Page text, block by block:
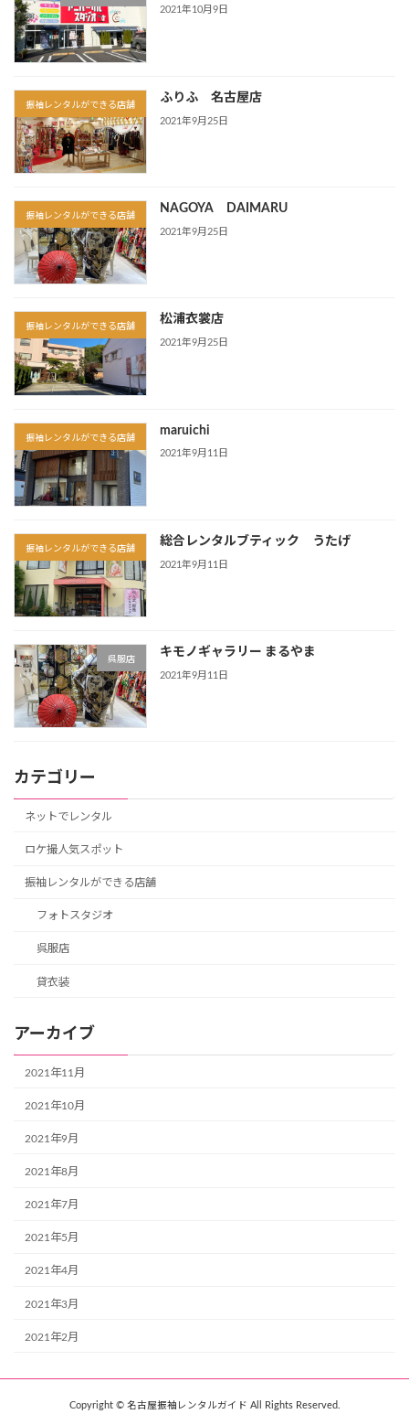
2021年10月9日
振袖レンタルができる店舗
ふりふ 名古屋店
2021年9月25日
振袖レンタルができる店舗
NAGOYA DAIMARU
2021年9月25日
振袖レンタルができる店舗
松浦衣裳店
2021年9月25日
振袖レンタルができる店舗
maruichi
2021年9月11日
振袖レンタルができる店舗
総合レンタルブティック うたげ
2021年9月11日
呉服店
キモノギャラリー まるやま
2021年9月11日
カテゴリー
ネットでレンタル
ロケ撮人気スポット
振袖レンタルができる店舗
フォトスタジオ
呉服店
貸衣装
アーカイブ
2021年11月
2021年10月
2021年9月
2021年8月
2021年7月
2021年5月
2021年4月
2021年3月
2021年2月
Copyright © 名古屋振袖レンタルガイド All Rights Reserved.